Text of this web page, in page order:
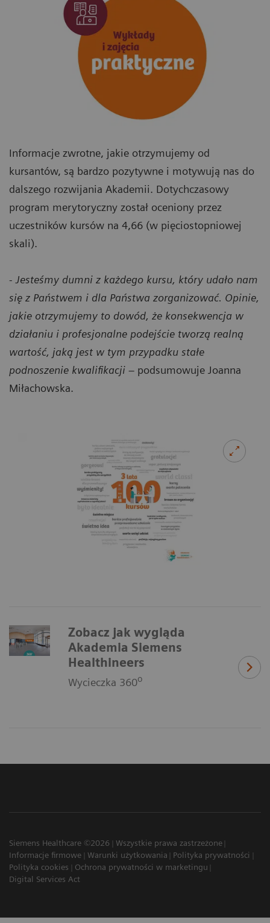
Informacje zwrotne, jakie otrzymujemy od
kursantów, są bardzo pozytywne i motywują nas do
dalszego rozwijania Akademii. Dotychczasowy
program merytoryczny został oceniony przez
uczestników kursów na 4,66 (w pięciostopniowej
skali).
- Jesteśmy dumni z każdego kursu, który udało nam
się z Państwem i dla Państwa zorganizować. Opinie,
jakie otrzymujemy to dowód, że konsekwencja w
działaniu i profesjonalne podejście tworzą realną
wartość, jaką jest w tym przypadku stałe
podnoszenie kwalifikacji – podsumowuje Joanna
Miłachowska.
Zobacz jak wygląda
Akademia Siemens
Healthineers
Wycieczka 360o
Siemens Healthcare ©2026
Wszystkie prawa zastrzeżone
Informacje firmowe
Warunki użytkowania
Polityka prywatności
Polityka cookies
Ochrona prywatności w marketingu
Digital Services Act